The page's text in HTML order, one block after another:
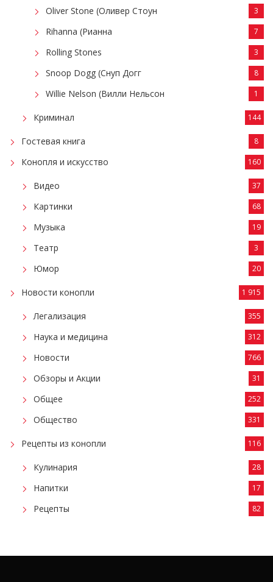
Oliver Stone (Оливер Стоун 3
Rihanna (Рианна 7
Rolling Stones 3
Snoop Dogg (Снуп Догг 8
Willie Nelson (Вилли Нельсон 1
Криминал 144
Гостевая книга 8
Конопля и искусство 160
Видео 37
Картинки 68
Музыка 19
Театр 3
Юмор 20
Новости конопли 1 915
Легализация 355
Наука и медицина 312
Новости 766
Обзоры и Акции 31
Общее 252
Общество 331
Рецепты из конопли 116
Кулинария 28
Напитки 17
Рецепты 82